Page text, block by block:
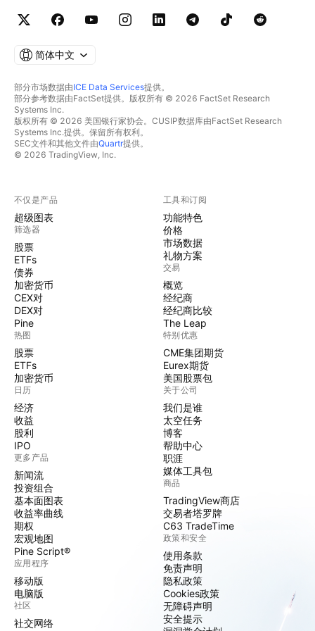
简体中文
部分市场数据由ICE Data Services提供。
部分参考数据由FactSet提供。版权所有 © 2026 FactSet Research
Systems Inc.
版权所有 © 2026 美国银行家协会。CUSIP数据库由FactSet Research
Systems Inc.提供。保留所有权利。
SEC文件和其他文件由Quartr提供。
© 2026 TradingView, Inc.
不仅是产品
超级图表
筛选器
股票
ETFs
债券
加密货币
CEX对
DEX对
Pine
热图
股票
ETFs
加密货币
日历
经济
收益
股利
IPO
更多产品
新闻流
投资组合
基本面图表
收益率曲线
期权
宏观地图
Pine Script®
应用程序
移动版
电脑版
社区
社交网络
工具和订阅
功能特色
价格
市场数据
礼物方案
交易
概览
经纪商
经纪商比较
The Leap
特别优惠
CME集团期货
Eurex期货
美国股票包
关于公司
我们是谁
太空任务
博客
帮助中心
职涯
媒体工具包
商品
TradingView商店
交易者塔罗牌
C63 TradeTime
政策和安全
使用条款
免责声明
隐私政策
Cookies政策
无障碍声明
安全提示